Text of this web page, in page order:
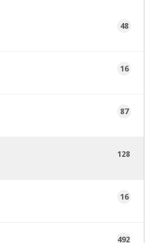
48
16
87
128
16
492